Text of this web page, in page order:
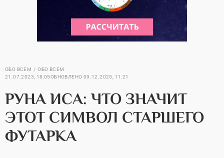
ОБО ВСЕМ
ОБО ВСЕМ
21.07.2023, 18:05ОБНОВЛЕНО 09.12.2025, 11:21
РУНА ИСА: ЧТО ЗНАЧИТ
ЭТОТ СИМВОЛ СТАРШЕГО
ФУТАРКА